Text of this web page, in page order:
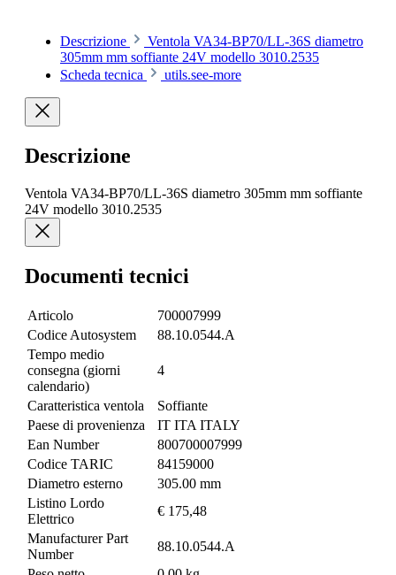
Descrizione
Ventola VA34-BP70/LL-36S diametro
305mm mm soffiante 24V modello 3010.2535
Scheda tecnica
utils.see-more
Descrizione
Ventola VA34-BP70/LL-36S diametro 305mm mm soffiante
24V modello 3010.2535
Documenti tecnici
Articolo
700007999
Codice Autosystem
88.10.0544.A
Tempo medio
consegna (giorni
calendario)
4
Caratteristica ventola
Soffiante
Paese di provenienza
IT ITA ITALY
Ean Number
800700007999
Codice TARIC
84159000
Diametro esterno
305.00 mm
Listino Lordo
Elettrico
€ 175,48
Manufacturer Part
Number
88.10.0544.A